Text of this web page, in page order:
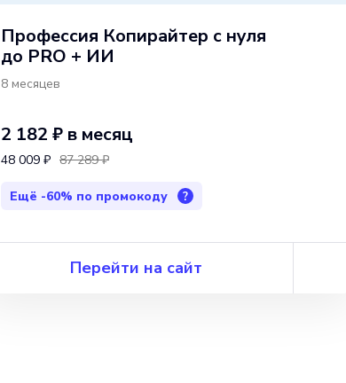
Профессия Копирайтер с нуля
до PRO + ИИ
8 месяцев
2 182 ₽ в месяц
48 009 ₽ 87 289 ₽
Ещё -60% по промокоду ?
Перейти на сайт